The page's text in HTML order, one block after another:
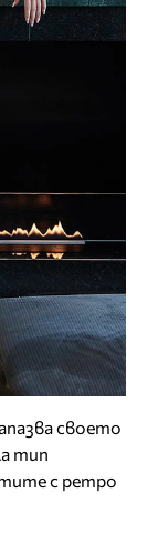
своето
тип
с ретро